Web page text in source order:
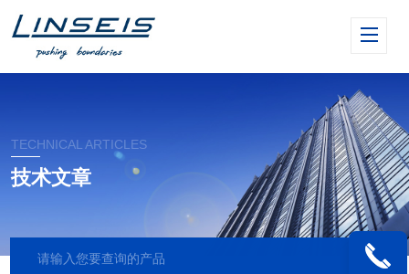
TECHNICAL ARTICLES
技术文章